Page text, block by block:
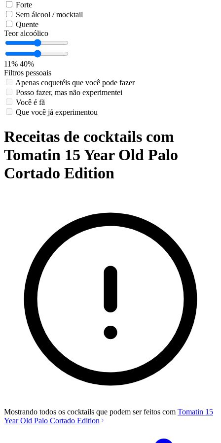
Forte
Sem álcool / mocktail
Quente
Teor alcoólico
11% 40%
Filtros pessoais
Apenas coquetéis que você pode fazer
Posso fazer, mas não experimentei
Você é fã
Que você já experimentou
Receitas de cocktails com
Tomatin 15 Year Old Palo
Cortado Edition
Mostrando todos os cocktails que podem ser feitos com Tomatin 15
Year Old Palo Cortado Edition